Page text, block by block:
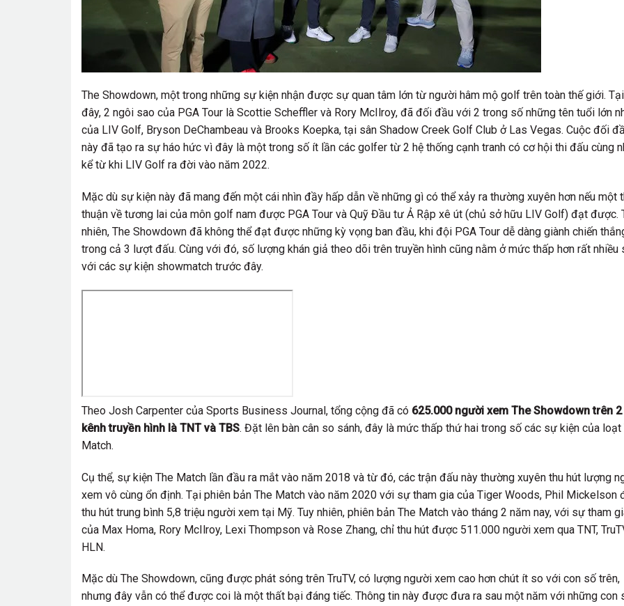
The Showdown, một trong những sự kiện nhận được sự quan tâm lớn từ người hâm mộ golf trên toàn thế giới. Tại
đây, 2 ngôi sao của PGA Tour là Scottie Scheffler và Rory McIlroy, đã đối đầu với 2 trong số những tên tuổi lớn
của LIV Golf, Bryson DeChambeau và Brooks Koepka, tại sân Shadow Creek Golf Club ở Las Vegas. Cuộc đối
này đã tạo ra sự háo hức vì đây là một trong số ít lần các golfer từ 2 hệ thống cạnh tranh có cơ hội thi đấu cùng
kể từ khi LIV Golf ra đời vào năm 2022.
Mặc dù sự kiện này đã mang đến một cái nhìn đầy hấp dẫn về những gì có thể xảy ra thường xuyên hơn nếu một
thuận về tương lai của môn golf nam được PGA Tour và Quỹ Đầu tư Ả Rập xê út (chủ sở hữu LIV Golf) đạt được.
nhiên, The Showdown đã không thể đạt được những kỳ vọng ban đầu, khi đội PGA Tour dễ dàng giành chiến
trong cả 3 lượt đấu. Cùng với đó, số lượng khán giả theo dõi trên truyền hình cũng nằm ở mức thấp hơn rất nhiều
với các sự kiện showmatch trước đây.
Theo Josh Carpenter của Sports Business Journal, tổng cộng đã có 625.000 người xem The Showdown trên 2
kênh truyền hình là TNT và TBS. Đặt lên bàn cân so sánh, đây là mức thấp thứ hai trong số các sự kiện của loạt
Match.
Cụ thể, sự kiện The Match lần đầu ra mắt vào năm 2018 và từ đó, các trận đấu này thường xuyên thu hút lượng
xem vô cùng ổn định. Tại phiên bản The Match vào năm 2020 với sự tham gia của Tiger Woods, Phil Mickelson
thu hút trung bình 5,8 triệu người xem tại Mỹ. Tuy nhiên, phiên bản The Match vào tháng 2 năm nay, với sự tham
của Max Homa, Rory McIlroy, Lexi Thompson và Rose Zhang, chỉ thu hút được 511.000 người xem qua TNT,
HLN.
Mặc dù The Showdown, cũng được phát sóng trên TruTV, có lượng người xem cao hơn chút ít so với con số trên,
nhưng đây vẫn có thể được coi là một thất bại đáng tiếc. Thông tin này được đưa ra sau một năm với những con